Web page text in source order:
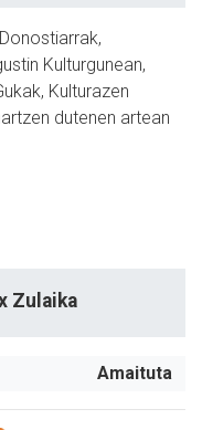
Kulturgunean,
Kulturazen
dutenen artean
Zulaika
Amaituta